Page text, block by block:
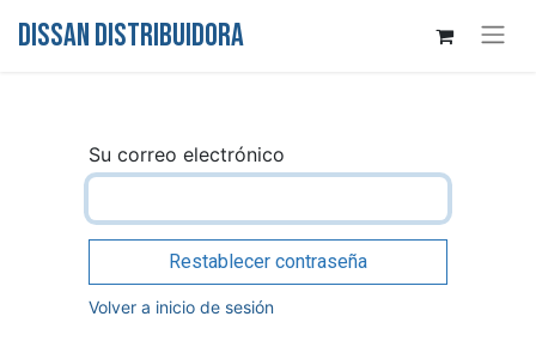
DISSAN DISTRIBUIDORA
Su correo electrónico
Restablecer contraseña
Volver a inicio de sesión